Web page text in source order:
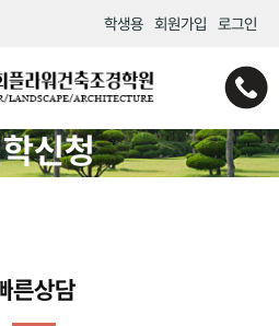
학생용 회원가입 로그인
신청
른상담